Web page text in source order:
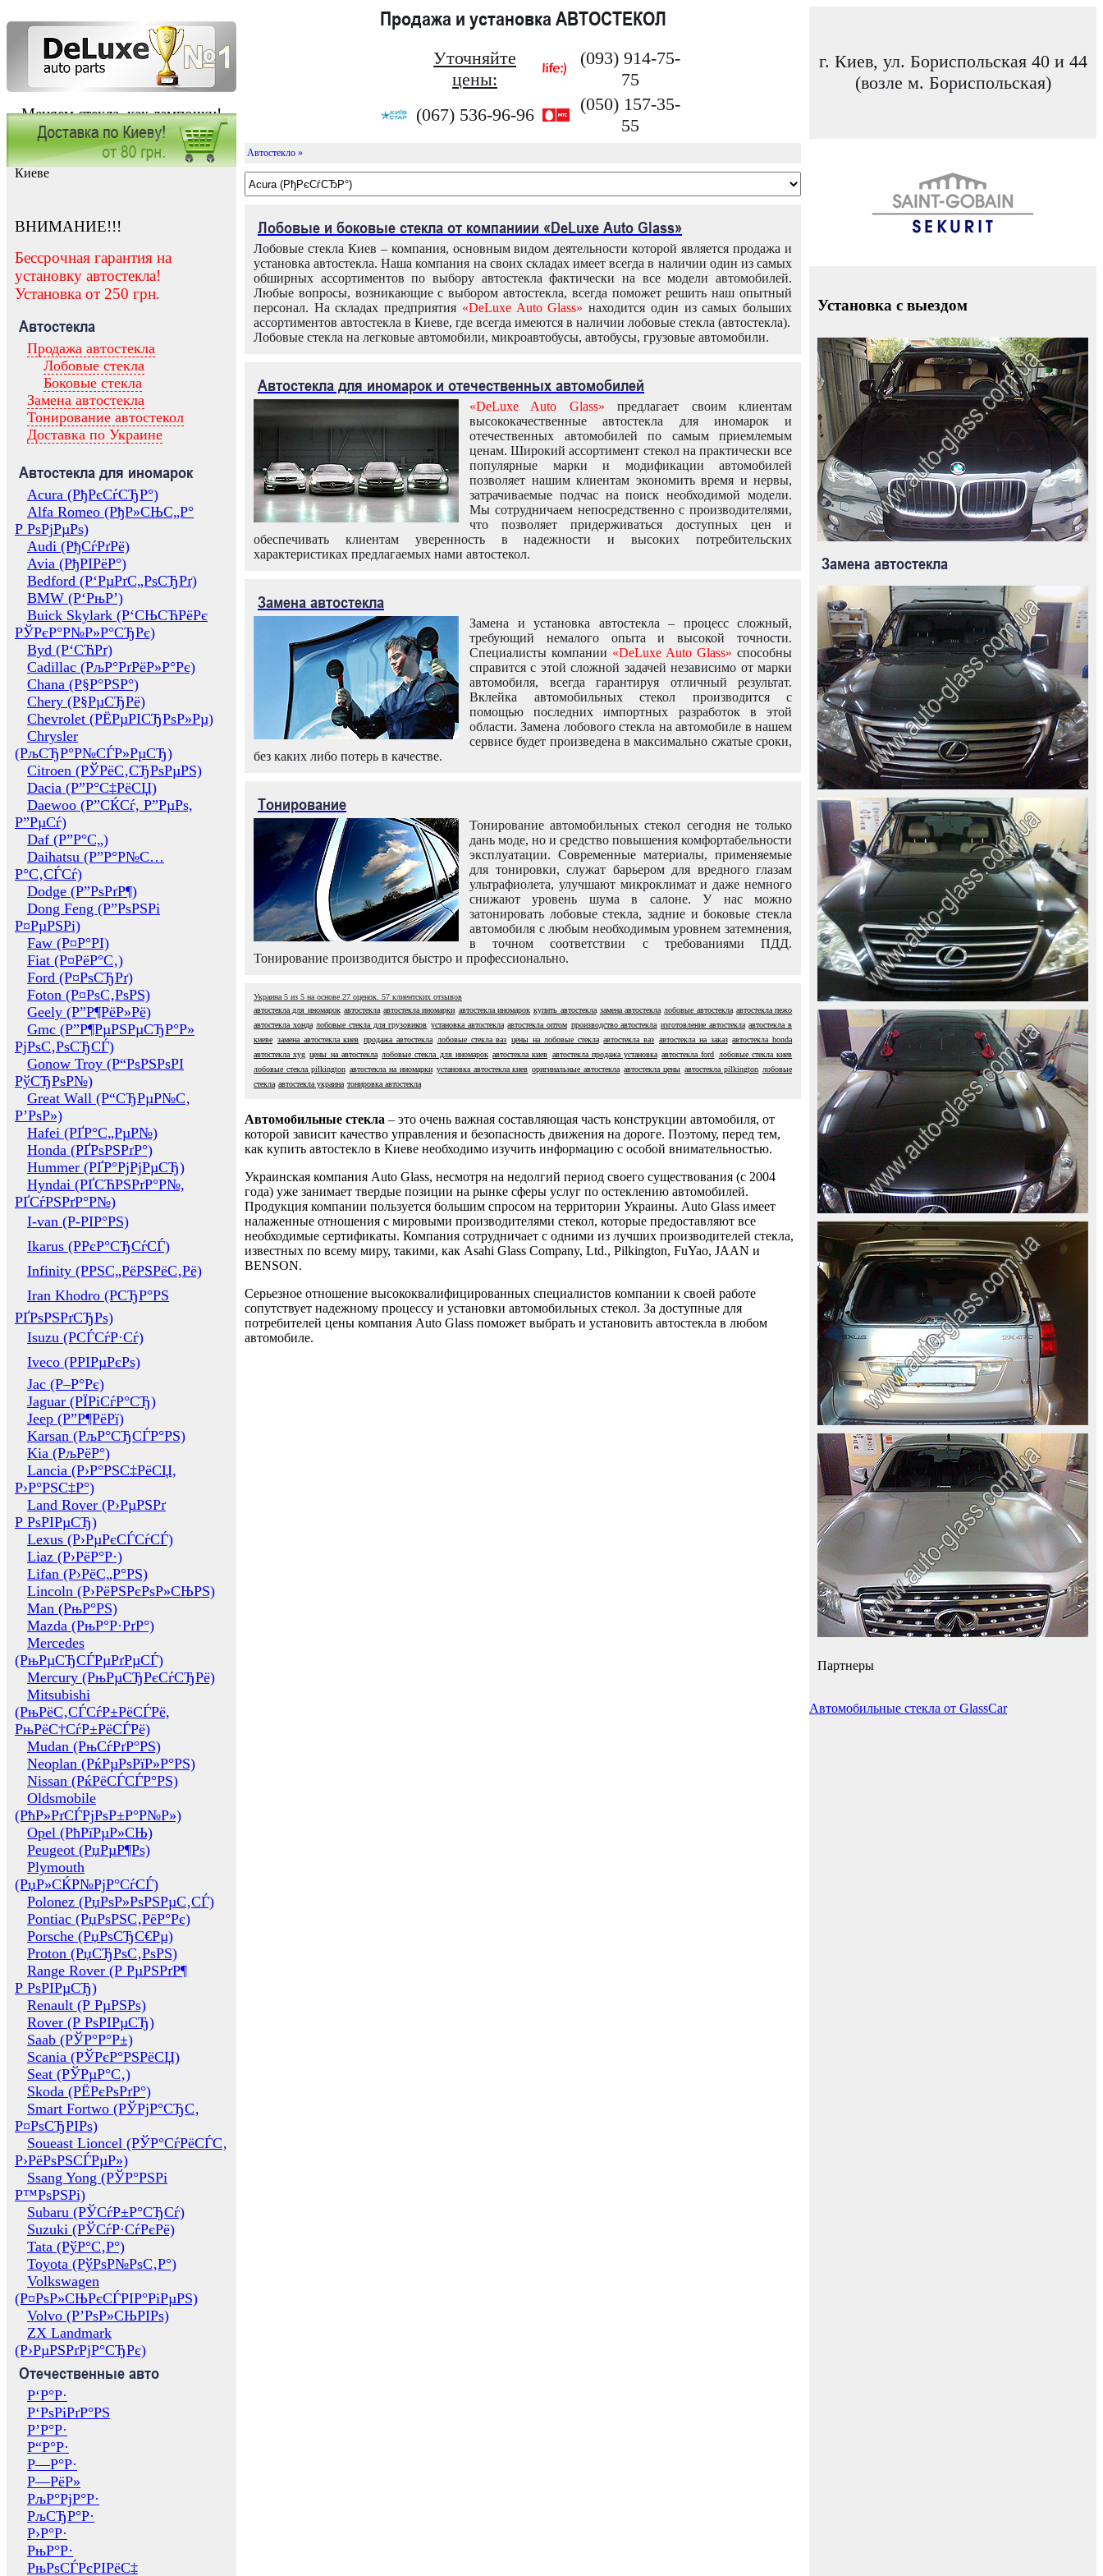
Меняем стекла, как лампочки!
Продажа и установка АВТОСТЕКОЛ
Уточняйте
цены:
(093) 914-75-
75
(067) 536-96-96
(050) 157-35-
55
г. Киев, ул. Бориспольская 40 и 44
(возле м. Бориспольская)
Заказать установку автостекла в
Киеве
ВНИМАНИЕ!!!
Бессрочная гарантия на
установку автостекла!
Установка от 250 грн.
Автостекла
Продажа автостекла
Лобовые стекла
Боковые стекла
Замена автостекла
Тонирование автостекол
Доставка по Украине
Автостекла для иномарок
Acura (РђРєСѓСЂР°)
Alfa Romeo (РђР»СЊС„Р°
Р РѕРјРµРѕ)
Audi (РђСѓРґРё)
Avia (РђРІРёР°)
Bedford (Р‘РµРґС„РѕСЂРґ)
BMW (Р‘РњР’)
Buick Skylark (Р‘СЊСЋРёРє
РЎРєР°Р№Р»Р°СЂРє)
Byd (Р‘СЋРґ)
Cadillac (РљР°РґРёР»Р°Рє)
Chana (Р§Р°РЅР°)
Chery (Р§РµСЂРё)
Chevrolet (РЁРµРІСЂРѕР»Рµ)
Chrysler
(РљСЂР°Р№СЃР»РµСЂ)
Citroen (РЎРёС‚СЂРѕРµРЅ)
Dacia (Р”Р°С‡РёСЏ)
Daewoo (Р”СЌСѓ, Р”РµРѕ,
Р”РµСѓ)
Daf (Р”Р°С„)
Daihatsu (Р”Р°Р№С…
Р°С‚СЃСѓ)
Dodge (Р”РѕРґР¶)
Dong Feng (Р”РѕРЅРі
Р¤РµРЅРі)
Faw (Р¤Р°РІ)
Fiat (Р¤РёР°С‚)
Ford (Р¤РѕСЂРґ)
Foton (Р¤РѕС‚РѕРЅ)
Geely (Р”Р¶РёР»Рё)
Gmc (Р”Р¶РµРЅРµСЂР°Р»
РјРѕС‚РѕСЂСЃ)
Gonow Troy (Р“РѕРЅРѕРІ
РўСЂРѕР№)
Great Wall (Р“СЂРµР№С‚
Р’РѕР»)
Hafei (РҐР°С„РµР№)
Honda (РҐРѕРЅРґР°)
Hummer (РҐР°РјРјРµСЂ)
Hyndai (РҐСЋРЅРґР°Р№,
РҐСѓРЅРґР°Р№)
I-van (Р-РІР°РЅ)
Ikarus (РРєР°СЂСѓСЃ)
Infinity (РРЅС„РёРЅРёС‚Рё)
Iran Khodro (РСЂР°РЅ
РҐРѕРЅРґСЂРѕ)
Isuzu (РСЃСѓР·Сѓ)
Iveco (РРІРµРєРѕ)
Jac (Р–Р°Рє)
Jaguar (РЇРіСѓР°СЂ)
Jeep (Р”Р¶РёРї)
Karsan (РљР°СЂСЃР°РЅ)
Kia (РљРёР°)
Lancia (Р›Р°РЅС‡РёСЏ,
Р›Р°РЅС‡Р°)
Land Rover (Р›РµРЅРґ
Р РѕРІРµСЂ)
Lexus (Р›РµРєСЃСѓСЃ)
Liaz (Р›РёР°Р·)
Lifan (Р›РёС„Р°РЅ)
Lincoln (Р›РёРЅРєРѕР»СЊРЅ)
Man (РњР°РЅ)
Mazda (РњР°Р·РґР°)
Mercedes
(РњРµСЂСЃРµРґРµСЃ)
Mercury (РњРµСЂРєСѓСЂРё)
Mitsubishi
(РњРёС‚СЃСѓР±РёСЃРё,
РњРёС†СѓР±РёСЃРё)
Mudan (РњСѓРґР°РЅ)
Neoplan (РќРµРѕРїР»Р°РЅ)
Nissan (РќРёСЃСЃР°РЅ)
Oldsmobile
(РћР»РґСЃРјРѕР±Р°Р№Р»)
Opel (РћРїРµР»СЊ)
Peugeot (РџРµР¶Рѕ)
Plymouth
(РџР»СЌР№РјР°СѓСЃ)
Polonez (РџРѕР»РѕРЅРµС‚СЃ)
Pontiac (РџРѕРЅС‚РёР°Рє)
Porsche (РџРѕСЂС€Рµ)
Proton (РџСЂРѕС‚РѕРЅ)
Range Rover (Р РµРЅРґР¶
Р РѕРІРµСЂ)
Renault (Р РµРЅРѕ)
Rover (Р РѕРІРµСЂ)
Saab (РЎР°Р°Р±)
Scania (РЎРєР°РЅРёСЏ)
Seat (РЎРµР°С‚)
Skoda (РЁРєРѕРґР°)
Smart Fortwo (РЎРјР°СЂС‚
Р¤РѕСЂРІРѕ)
Soueast Lioncel (РЎР°СѓРёСЃС‚
Р›РёРѕРЅСЃРµР»)
Ssang Yong (РЎР°РЅРі
Р™РѕРЅРі)
Subaru (РЎСѓР±Р°СЂСѓ)
Suzuki (РЎСѓР·СѓРєРё)
Tata (РўР°С‚Р°)
Toyota (РўРѕР№РѕС‚Р°)
Volkswagen
(Р¤РѕР»СЊРєСЃРІР°РіРµРЅ)
Volvo (Р’РѕР»СЊРІРѕ)
ZX Landmark
(Р›РµРЅРґРјР°СЂРє)
Отечественные авто
Р‘Р°Р·
Р‘РѕРіРґР°РЅ
Р’Р°Р·
Р“Р°Р·
Р—Р°Р·
Р—РёР»
РљР°РјР°Р·
РљСЂР°Р·
Р›Р°Р·
РњР°Р·
РњРѕСЃРєРІРёС‡
Автостекло »
Лобовые и боковые стекла от компаниии «DeLuxe Auto Glass»
Лобовые стекла Киев – компания, основным видом деятельности которой является продажа и
установка автостекла. Наша компания на своих складах имеет всегда в наличии один из самых
обширных ассортиментов по выбору автостекла фактически на все модели автомобилей.
Любые вопросы, возникающие с выбором автостекла, всегда поможет решить наш опытный
персонал. На складах предприятия «DeLuxe Auto Glass» находится один из самых больших
ассортиментов автостекла в Киеве, где всегда имеются в наличии лобовые стекла (автостекла).
Лобовые стекла на легковые автомобили, микроавтобусы, автобусы, грузовые автомобили.
Автостекла для иномарок и отечественных автомобилей
«DeLuxe Auto Glass» предлагает своим клиентам
высококачественные автостекла для иномарок и
отечественных автомобилей по самым приемлемым
ценам. Широкий ассортимент стекол на практически все
популярные марки и модификации автомобилей
позволяет нашим клиентам экономить время и нервы,
затрачиваемые подчас на поиск необходимой модели.
Мы сотрудничаем непосредственно с производителями,
что позволяет придерживаться доступных цен и
обеспечивать клиентам уверенность в надежности и высоких потребительских
характеристиках предлагаемых нами автостекол.
Замена автостекла
Замена и установка автостекла – процесс сложный,
требующий немалого опыта и высокой точности.
Специалисты компании «DeLuxe Auto Glass» способны
справится с этой сложной задачей независимо от марки
автомобиля, всегда гарантируя отличный результат.
Вклейка автомобильных стекол производится с
помощью последних импортных разработок в этой
области. Замена лобового стекла на автомобиле в нашем
сервисе будет произведена в максимально сжатые сроки,
без каких либо потерь в качестве.
Тонирование
Тонирование автомобильных стекол сегодня не только
дань моде, но и средство повышения комфортабельности
эксплуатации. Современные материалы, применяемые
для тонировки, служат барьером для вредного глазам
ультрафиолета, улучшают микроклимат и даже немного
снижают уровень шума в салоне. У нас можно
затонировать лобовые стекла, задние и боковые стекла
автомобиля с любым необходимым уровнем затемнения,
в точном соответствии с требованиями ПДД.
Тонирование производится быстро и профессионально.
Украина 5 из 5 на основе 27 оценок. 57 клиентских отзывов
автостекла для иномарок автостекла автостекла иномарки автостекла иномарок купить автостекла замена автостекла лобовые автостекла автостекла пежо
автостекла хонда лобовые стекла для грузовиков установка автостекла автостекла оптом производство автостекла изготовление автостекла автостекла в
киеве замена автостекла киев продажа автостекла лобовые стекла ваз цены на лобовые стекла автостекла ваз автостекла на заказ автостекла honda
автостекла xyg цены на автостекла лобовые стекла для иномарок автостекла киев автостекла продажа установка автостекла ford
лобовые стекла киев
лобовые стекла pilkington автостекла на иномарки установка автостекла киев оригинальные автостекла автостекла цены автостекла pilkington лобовые
стекла автостекла украина тонировка автостекла
Автомобильные стекла – это очень важная составляющая часть конструкции автомобиля, от
которой зависит качество управления и безопасность движения на дороге. Поэтому, перед тем,
как купить автостекло в Киеве необходимо изучить информацию с особой внимательностью.
Украинская компания Auto Glass, несмотря на недолгий период своего существования (с 2004
года) уже занимает твердые позиции на рынке сферы услуг по остеклению автомобилей.
Продукция компании пользуется большим спросом на территории Украины. Auto Glass имеет
налаженные отношения с мировыми производителями стекол, которые предоставляют все
необходимые сертификаты. Компания сотрудничает с одними из лучших производителей стекла,
известных по всему миру, такими, как Asahi Glass Company, Ltd., Pilkington, FuYao, JAAN и
BENSON.
Серьезное отношение высококвалифицированных специалистов компании к своей работе
сопутствует надежному процессу и установки автомобильных стекол. За доступные для
потребителей цены компания Auto Glass поможет выбрать и установить автостекла в любом
автомобиле.
Установка с выездом
Замена автостекла
Партнеры
Автомобильные стекла от GlassCar